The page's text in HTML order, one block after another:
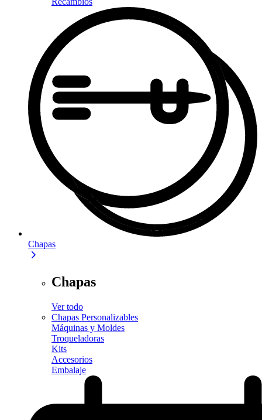
Chapas
Chapas
Ver todo
Chapas Personalizables
Máquinas y Moldes
Troqueladoras
Kits
Accesorios
Embalaje